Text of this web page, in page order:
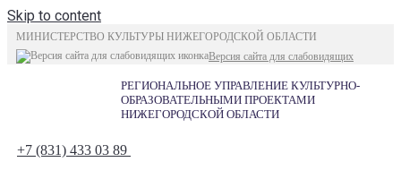
Skip to content
МИНИСТЕРСТВО КУЛЬТУРЫ НИЖЕГОРОДСКОЙ ОБЛАСТИ
Версия сайта для слабовидящих
РЕГИОНАЛЬНОЕ УПРАВЛЕНИЕ КУЛЬТУРНО-
ОБРАЗОВАТЕЛЬНЫМИ ПРОЕКТАМИ
НИЖЕГОРОДСКОЙ ОБЛАСТИ
+7 (831) 433 03 89